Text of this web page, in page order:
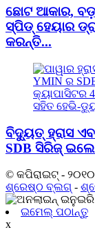
ଛୋଟ ଆକାର,
ସ୍ପିଡ୍ ହେୟାର
କରନ୍ତି...
ବିଦ୍ୟୁତ୍ ହ୍ରାସ
SDB ସିରିଜ୍
© କପିରାଇଟ୍ -
ଶ୍ରେଷ୍ଠ ବ୍ଲଗ୍ -
ଇମେଲ୍ ପଠାନ୍ତୁ
x